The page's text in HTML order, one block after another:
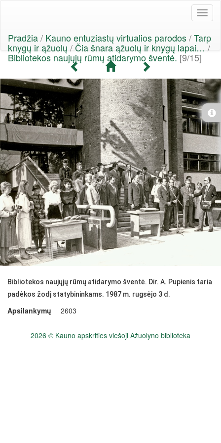
Pradžia/ Kauno entuziastų virtualios parodos/Tarp
knygų ir ąžuolų /Čia šnara ąžuolų ir knygų lapai…/
Bibliotekos naujųjų rūmų atidarymo šventė. [9/15]
Bibliotekos naujųjų rūmų atidarymo šventė. Dir. A. Pupienis taria
padėkos žodį statybininkams. 1987 m. rugsėjo 3 d.
Apsilankymų 2603
2026 © Kauno apskrities viešoji Ažuolyno biblioteka